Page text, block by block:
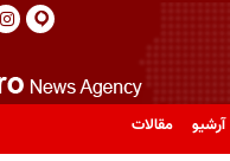
آرشیو مقالات